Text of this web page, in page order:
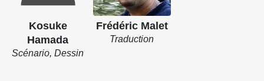
Kosuke
Hamada
Scénario, Dessin
Frédéric Malet
Traduction